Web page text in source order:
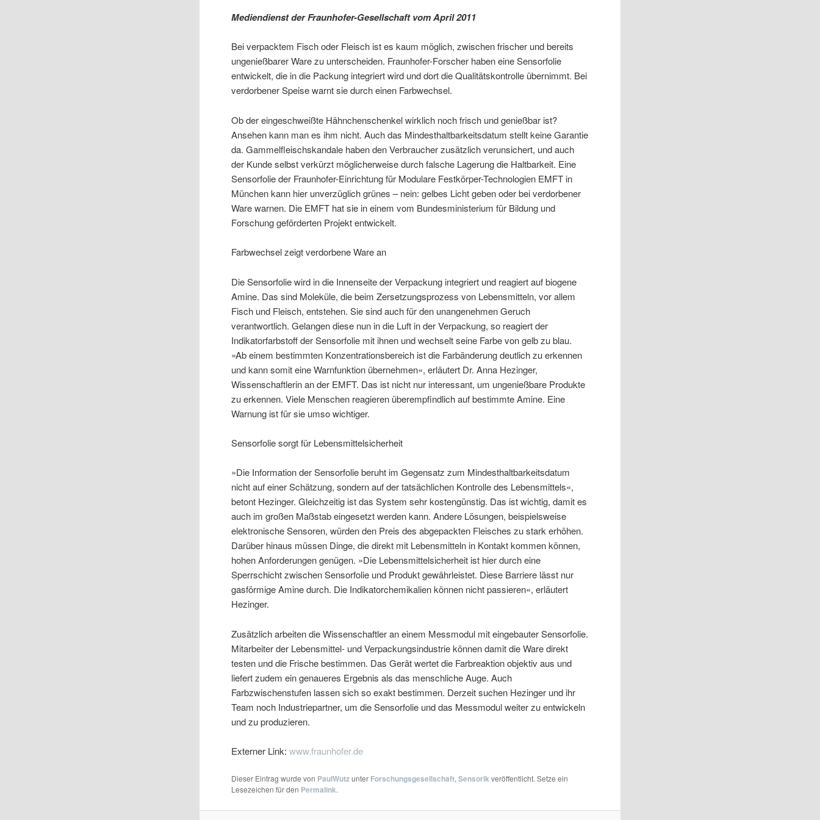
Mediendienst der Fraunhofer-Gesellschaft vom April 2011
Bei verpacktem Fisch oder Fleisch ist es kaum möglich, zwischen frischer und bereits
ungenießbarer Ware zu unterscheiden. Fraunhofer-Forscher haben eine Sensorfolie
entwickelt, die in die Packung integriert wird und dort die Qualitätskontrolle übernimmt. Bei
verdorbener Speise warnt sie durch einen Farbwechsel.
Ob der eingeschweißte Hähnchenschenkel wirklich noch frisch und genießbar ist?
Ansehen kann man es ihm nicht. Auch das Mindesthaltbarkeitsdatum stellt keine Garantie
da. Gammelfleischskandale haben den Verbraucher zusätzlich verunsichert, und auch
der Kunde selbst verkürzt möglicherweise durch falsche Lagerung die Haltbarkeit. Eine
Sensorfolie der Fraunhofer-Einrichtung für Modulare Festkörper-Technologien EMFT in
München kann hier unverzüglich grünes – nein: gelbes Licht geben oder bei verdorbener
Ware warnen. Die EMFT hat sie in einem vom Bundesministerium für Bildung und
Forschung geförderten Projekt entwickelt.
Farbwechsel zeigt verdorbene Ware an
Die Sensorfolie wird in die Innenseite der Verpackung integriert und reagiert auf biogene
Amine. Das sind Moleküle, die beim Zersetzungsprozess von Lebensmitteln, vor allem
Fisch und Fleisch, entstehen. Sie sind auch für den unangenehmen Geruch
verantwortlich. Gelangen diese nun in die Luft in der Verpackung, so reagiert der
Indikatorfarbstoff der Sensorfolie mit ihnen und wechselt seine Farbe von gelb zu blau.
»Ab einem bestimmten Konzentrationsbereich ist die Farbänderung deutlich zu erkennen
und kann somit eine Warnfunktion übernehmen«, erläutert Dr. Anna Hezinger,
Wissenschaftlerin an der EMFT. Das ist nicht nur interessant, um ungenießbare Produkte
zu erkennen. Viele Menschen reagieren überempfindlich auf bestimmte Amine. Eine
Warnung ist für sie umso wichtiger.
Sensorfolie sorgt für Lebensmittelsicherheit
»Die Information der Sensorfolie beruht im Gegensatz zum Mindesthaltbarkeitsdatum
nicht auf einer Schätzung, sondern auf der tatsächlichen Kontrolle des Lebensmittels«,
betont Hezinger. Gleichzeitig ist das System sehr kostengünstig. Das ist wichtig, damit es
auch im großen Maßstab eingesetzt werden kann. Andere Lösungen, beispielsweise
elektronische Sensoren, würden den Preis des abgepackten Fleisches zu stark erhöhen.
Darüber hinaus müssen Dinge, die direkt mit Lebensmitteln in Kontakt kommen können,
hohen Anforderungen genügen. »Die Lebensmittelsicherheit ist hier durch eine
Sperrschicht zwischen Sensorfolie und Produkt gewährleistet. Diese Barriere lässt nur
gasförmige Amine durch. Die Indikatorchemikalien können nicht passieren«, erläutert
Hezinger.
Zusätzlich arbeiten die Wissenschaftler an einem Messmodul mit eingebauter Sensorfolie.
Mitarbeiter der Lebensmittel- und Verpackungsindustrie können damit die Ware direkt
testen und die Frische bestimmen. Das Gerät wertet die Farbreaktion objektiv aus und
liefert zudem ein genaueres Ergebnis als das menschliche Auge. Auch
Farbzwischenstufen lassen sich so exakt bestimmen. Derzeit suchen Hezinger und ihr
Team noch Industriepartner, um die Sensorfolie und das Messmodul weiter zu entwickeln
und zu produzieren.
Externer Link:www.fraunhofer.de
Dieser Eintrag wurde von PaulWutzunter Forschungsgesellschaft,Sensorikveröffentlicht. Setze ein
Lesezeichen für den Permalink.